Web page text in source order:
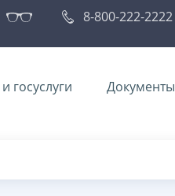
8-800-222-2222
госуслуги Документы